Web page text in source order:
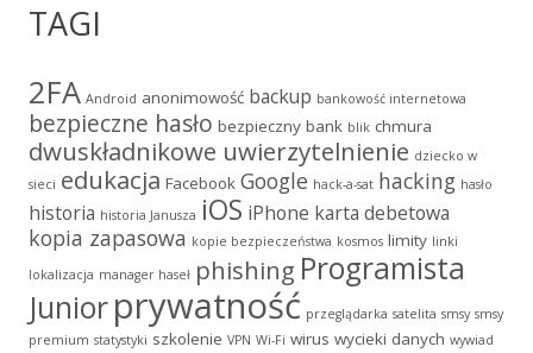
TAGI
2FA Android anonimowość backup bankowość internetowa
bezpieczne hasło bezpieczny bank blik chmura
dwuskładnikowe uwierzytelnienie dziecko w
sieci edukacja Facebook Google hack-a-sat hacking hasło
historia historia Janusza iOS iPhone karta debetowa
kopia zapasowa kopie bezpieczeństwa kosmos limity linki
lokalizacja manager haseł phishing Programista
Juniorprywatność przeglądarka satelita smsy smsy
premium statystyki szkolenie VPN Wi-Fi wirus wycieki danych wywiad